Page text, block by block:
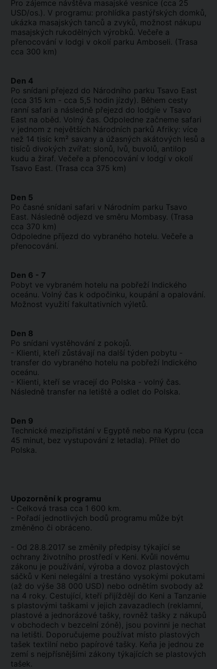
Pro zájemce návštěva masajské vesnice (cca 25
USD/os.). V programu: prohlídka pastýřských domků,
ukázka masajských tanců a zvyků, možnost nákupu
masajských rukodělných výrobků. Večeře a
přenocování v lodgi v okolí parku Amboseli. (Trasa
cca 300 km)
Den 4
Po snídani přejezd do Národního parku Tsavo East
(cca 315 km - cca 5,5 hodin jízdy). Během cesty
ranní safari a následně přejezd do lodgíe v Tsavo
East na oběd. Volný čas. Odpoledne začneme safari
v jednom z největších Národních parků Afriky: více
než 14 tisíc km² savany a úžasných akátových lesů a
tisíců divokých zvířat: slonů, lvů, buvolů, antilop
kudu a žiraf. Večeře a přenocování v lodgí v okolí
Tsavo East. (Trasa cca 375 km)
Den 5
Po časné snídani safari v Národním parku Tsavo
East. Následně odjezd ve směru Mombasy. (Trasa
cca 370 km)
Odpoledne příjezd do vybraného hotelu. Večeře a
přenocování.
Den 6 - 7
Pobyt ve vybraném hotelu na pobřeží Indického
oceánu. Volný čas k odpočinku, koupání a opalování.
Možnost využití fakultativních výletů.
Den 8
Po snídani vystěhování z pokojů.
- Klienti, kteří zůstávají na další týden pobytu -
transfer do vybraného hotelu na pobřeží Indického
oceánu.
- Klienti, kteří se vracejí do Polska - volný čas.
Následně transfer na letiště a odlet do Polska.
Den 9
Technické mezipřistání v Egyptě nebo na Kypru (cca
45 minut, bez vystupování z letadla). Přílet do
Polska.
Upozornění k programu
- Celková trasa cca 1 600 km.
- Pořadí jednotlivých bodů programu může být
změněno či obráceno.
- Od 28.8.2017 se změnily předpisy týkající se
ochrany životního prostředí v Keni. Kvůli novému
zákonu je používání, výroba a dovoz plastových
sáčků v Keni nelegální a trestáno vysokými pokutami
(až do výše 38 000 USD) nebo odnětím svobody až
na 4 roky. Cestující, kteří přijíždějí do Keni a Tanzanie
s plastovými taškami v jejich zavazadlech (reklamní,
plastové a jednorázové tašky, rovněž tašky z nákupů
v obchodech v bezcelní zóně), jsou povinni je nechat
na letišti. Doporučujeme používat místo plastových
tašek textilní nebo papírové tašky. Keňa je jednou ze
zemí s nejpřísnějšími zákony týkajících se plastových
tašek.